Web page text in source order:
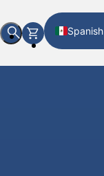
Spanish